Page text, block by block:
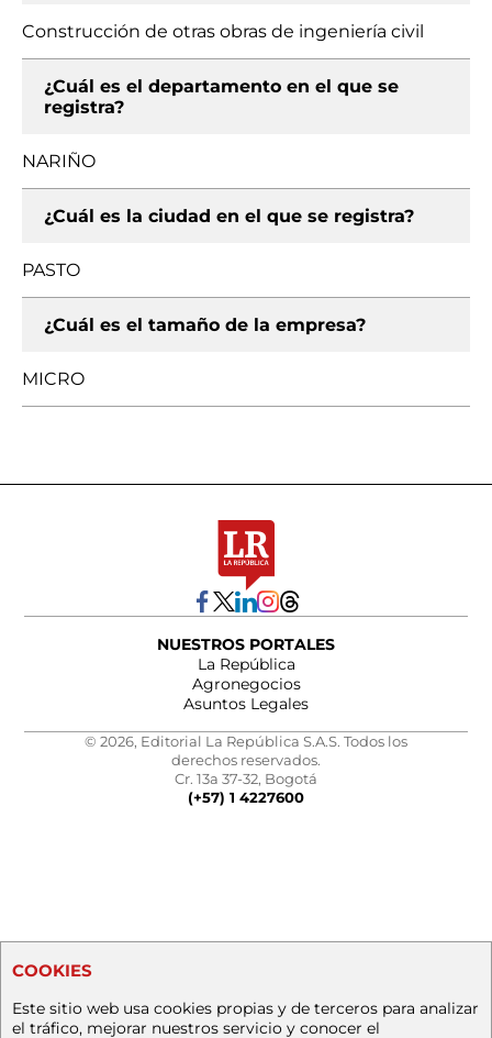
Construcción de otras obras de ingeniería civil
¿Cuál es el departamento en el que se
registra?
NARIÑO
¿Cuál es la ciudad en el que se registra?
PASTO
¿Cuál es el tamaño de la empresa?
MICRO
NUESTROS PORTALES
La República
Agronegocios
Asuntos Legales
© 2026, Editorial La República S.A.S. Todos los
derechos reservados.
Cr. 13a 37-32, Bogotá
(+57) 1 4227600
COOKIES
Este sitio web usa cookies propias y de terceros para analizar
el tráfico, mejorar nuestros servicio y conocer el